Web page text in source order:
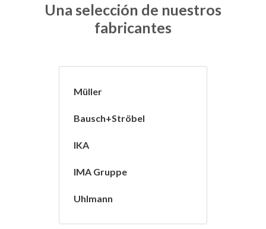
Una selección de nuestros
fabricantes
Müller
Bausch+Ströbel
IKA
IMA Gruppe
Uhlmann